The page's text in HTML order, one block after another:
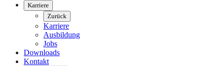
Karriere
Zurück
Karriere
Ausbildung
Jobs
Downloads
Kontakt